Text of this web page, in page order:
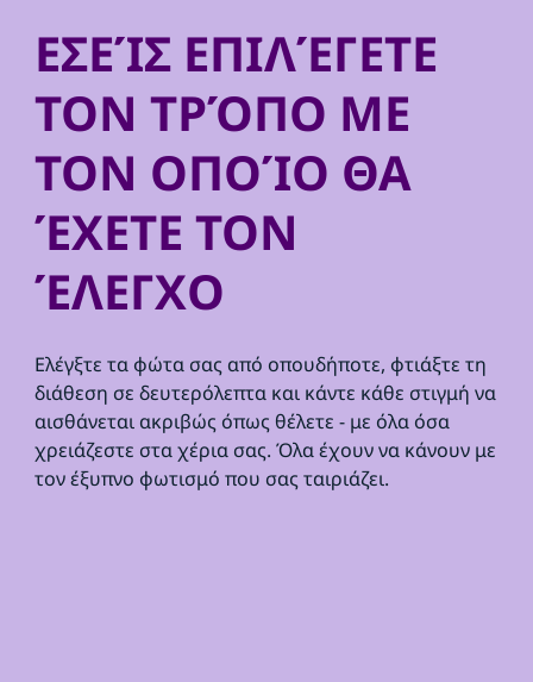
ΕΣΕΊΣ ΕΠΙΛΈΓΕΤΕ
ΤΟΝ ΤΡΌΠΟ ΜΕ
ΤΟΝ ΟΠΟΊΟ ΘΑ
ΈΧΕΤΕ ΤΟΝ
ΈΛΕΓΧΟ
Ελέγξτε τα φώτα σας από οπουδήποτε, φτιάξτε τη
διάθεση σε δευτερόλεπτα και κάντε κάθε στιγμή να
αισθάνεται ακριβώς όπως θέλετε - με όλα όσα
χρειάζεστε στα χέρια σας. Όλα έχουν να κάνουν με
τον έξυπνο φωτισμό που σας ταιριάζει.